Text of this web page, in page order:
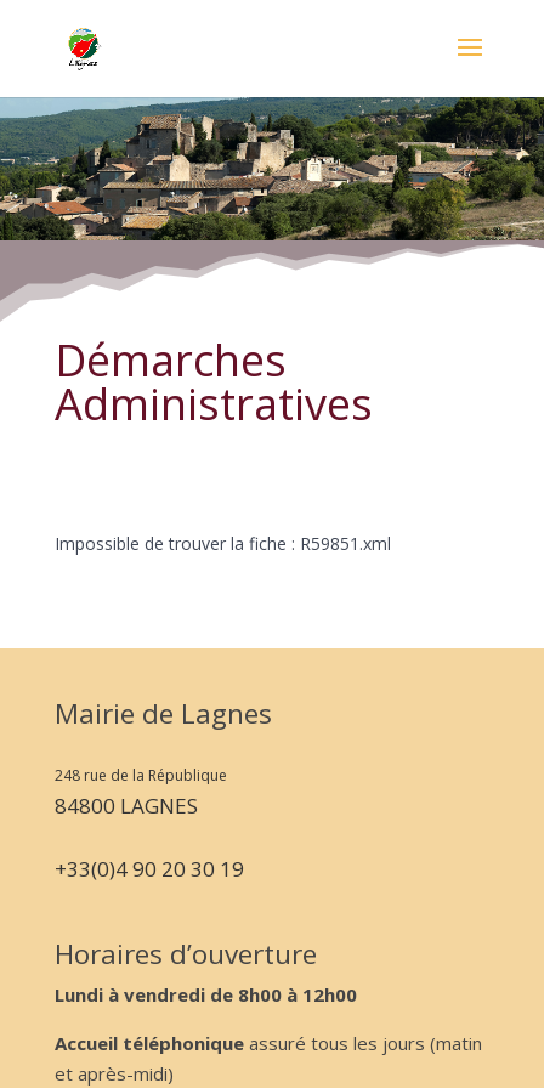
Démarches Administratives
Démarches
Administratives
Impossible de trouver la fiche : R59851.xml
Mairie de Lagnes
248 rue de la République
84800 LAGNES
+33(0)4 90 20 30 19
Horaires d’ouverture
Lundi à vendredi de 8h00 à 12h00
Accueil téléphoniqueassuré tous les jours (matin
et après-midi)